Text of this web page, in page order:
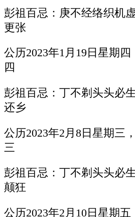
彭祖百忌：庚不经络织机
更张
公历2023年1月19日星期
四
彭祖百忌：丁不剃头头必
还乡
公历2023年2月8日星期三
三
彭祖百忌：丁不剃头头必
颠狂
公历2023年2月10日星期